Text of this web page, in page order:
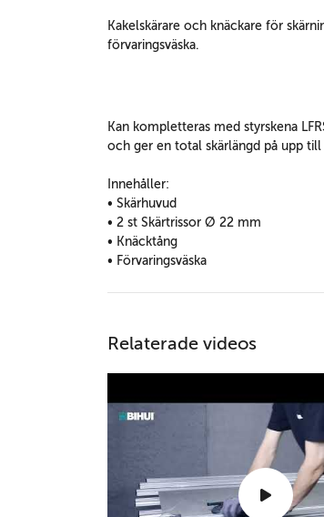
Kakelskärare och knäckare för
förvaringsväska.
Kan kompletteras med styrskena
och ger en total skärlängd på upp
Innehåller:
• Skärhuvud
• 2 st Skärtrissor Ø 22 mm
• Knäcktång
• Förvaringsväska
Relaterade videos